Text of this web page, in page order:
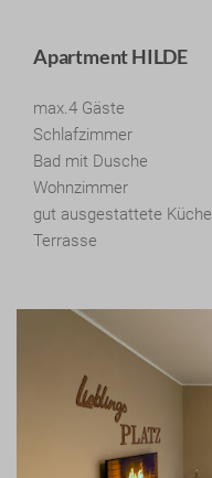
Apartment HILDE
max.4 Gäste
Schlafzimmer
Bad mit Dusche
Wohnzimmer
gut ausgestattete Küche
Terrasse